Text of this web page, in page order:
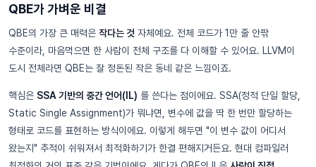
QBE가 가벼운 비결
QBE의 가장 큰 매력은 작다는 것 자체예요. 전체 코드가 1만 줄 안팎
수준이라, 마음먹으면 한 사람이 전체 구조를 다 이해할 수 있어요. LLVM이
도시 전체라면 QBE는 잘 정돈된 작은 동네 같은 느낌이죠.
핵심은 SSA 기반의 중간 언어(IL) 를 쓴다는 점이에요. SSA(정적 단일 할당,
Static Single Assignment)가 뭐냐면, 변수에 값을 딱 한 번만 할당하는
형태로 코드를 표현하는 방식이에요. 이렇게 해두면 "이 변수 값이 어디서
왔는지" 추적이 쉬워져서 최적화하기가 한결 편해지거든요. 현대 컴파일러